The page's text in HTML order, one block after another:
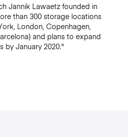
Jannik Lawaetz founded in
than 300 storage locations
London, Copenhagen,
and plans to expand
by January 2020."